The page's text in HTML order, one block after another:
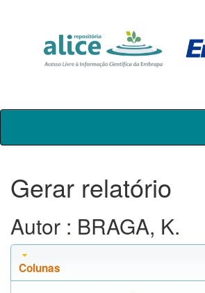
Skip
Gerar relatório
Autor : BRAGA, K.
Colunas